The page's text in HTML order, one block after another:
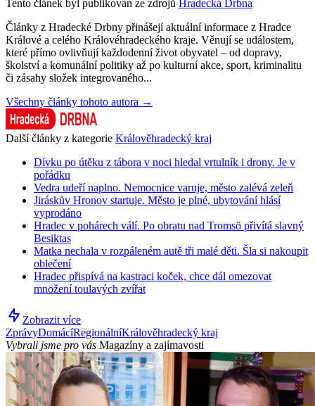
Tento článek byl publikován ze zdrojů Hradecká Drbna
Články z Hradecké Drbny přinášejí aktuální informace z Hradce
Králové a celého Královéhradeckého kraje. Věnují se událostem,
které přímo ovlivňují každodenní život obyvatel – od dopravy,
školství a komunální politiky až po kulturní akce, sport, kriminalitu
či zásahy složek integrovaného...
Všechny články tohoto autora →
Další články z kategorie Králověhradecký kraj
Dívku po útěku z tábora v noci hledal vrtulník i drony. Je v
pořádku
Vedra udeří naplno. Nemocnice varuje, město zalévá zeleň
Jiráskův Hronov startuje. Město je plné, ubytování hlásí
vyprodáno
Hradec v pohárech válí. Po obratu nad Tromsö přivítá slavný
Besiktas
Matka nechala v rozpáleném autě tři malé děti. Šla si nakoupit
oblečení
Hradec přispívá na kastraci koček, chce dál omezovat
množení toulavých zvířat
Zobrazit více
ZprávyDomácíRegionálníKrálověhradecký kraj
Vybrali jsme pro vás Magazíny a zajímavosti